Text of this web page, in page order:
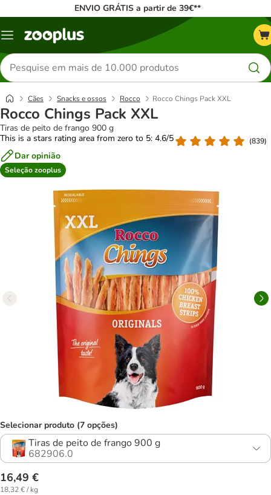
ENVIO GRÁTIS a partir de 39€**
Menu
Pesquisar
produtos
Cães Snacks e ossos Rocco Rocco Chings Pack XXL
Rocco Chings Pack XXL
Tiras de peito de frango 900 g
This is a stars rating area from zero to 5: 4.6/5
(839)
Dar opinião
Seleção zooplus
Selecionar produto (7 opções)
Tiras de peito de frango 900 g
682906.0
16,49 €
18,32 € / kg